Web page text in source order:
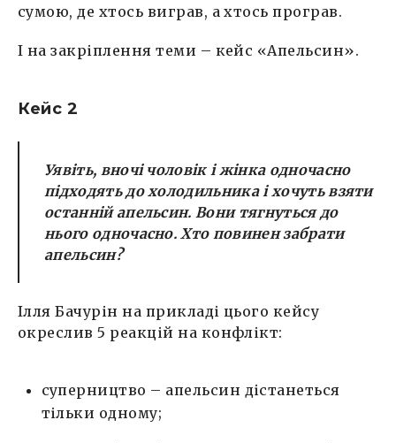
сумою, де хтось виграв, а хтось програв.
І на закріплення теми – кейс «Апельсин».
Кейс 2
Уявіть, вночі чоловік і жінка одночасно
підходять до холодильника і хочуть взяти
останній апельсин. Вони тягнуться до
нього одночасно. Хто повинен забрати
апельсин?
Ілля Бачурін на прикладі цього кейсу
окреслив 5 реакцій на конфлікт:
суперництво – апельсин дістанеться
тільки одному;